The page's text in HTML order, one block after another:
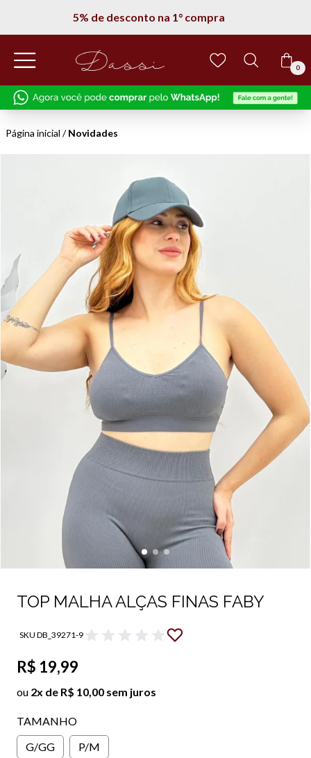
Entregamos em todo Brasil
0
Página inicial /Novidades
TOP MALHA ALÇAS FINAS FABY
SKU DB_39271-9
R$ 19,99
ou 2x de R$ 10,00 sem juros
TAMANHO
G/GG
P/M